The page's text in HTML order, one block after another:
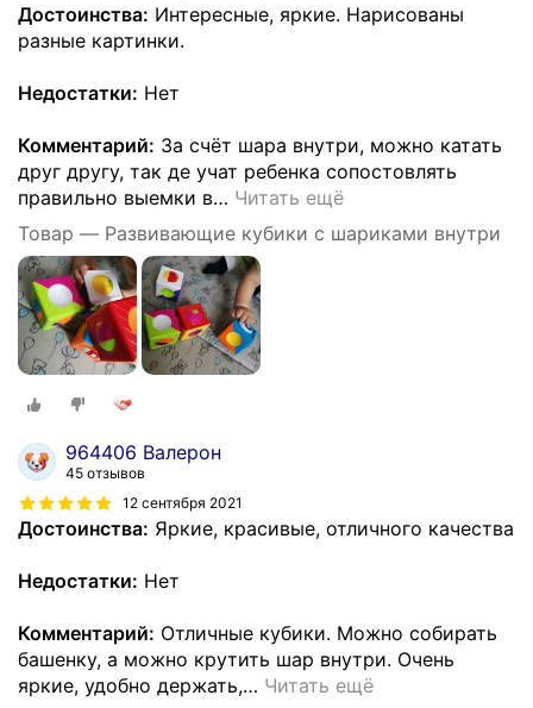
Достоинства: Интересные, яркие. Нарисованы
разные картинки.
Недостатки: Нет
Комментарий: За счёт шара внутри, можно катать
друг другу, так де учат ребенка сопостовлять
правильно выемки в… Читать ещё
Товар — Развивающие кубики с шариками внутри
964406 Валерон
45 отзывов
12 сентября 2021
Достоинства: Яркие, красивые, отличного качества
Недостатки: Нет
Комментарий: Отличные кубики. Можно собирать
башенку, а можно крутить шар внутри. Очень
яркие, удобно держать,… Читать ещё